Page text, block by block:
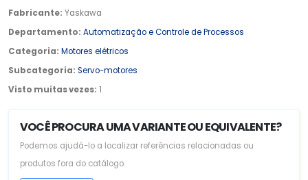
Fabricante: Yaskawa
Departamento: Automatização e Controle de Processos
Categoria: Motores elétricos
Subcategoria: Servo-motores
Visto muitas vezes: 1
VOCÊ PROCURA UMA VARIANTE OU EQUIVALENTE?
Podemos ajudá-lo a localizar referências relacionadas ou
produtos fora do catálogo.